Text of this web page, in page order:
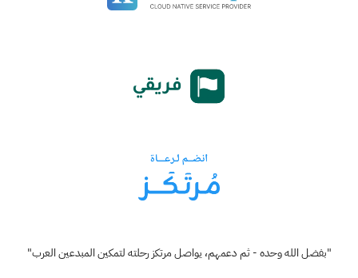
"بفضل الله وحده - ثم دعمهم، يواصل مرتكز رحلته لتمكين المبدعين العرب"